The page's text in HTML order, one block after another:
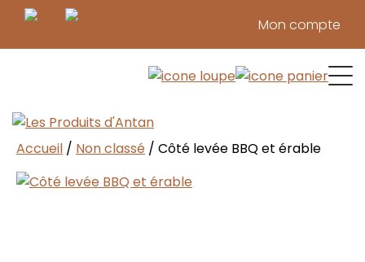
Mon compte
Accueil / Non classé / Côté levée BBQ et érable